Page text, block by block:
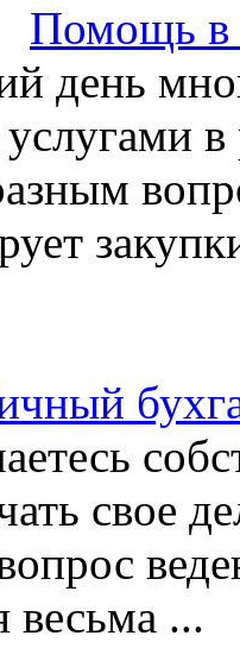
Помощь в
день
услугами
свое
весьма ...